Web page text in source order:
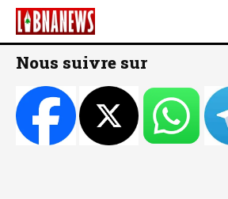
Nous suivre sur